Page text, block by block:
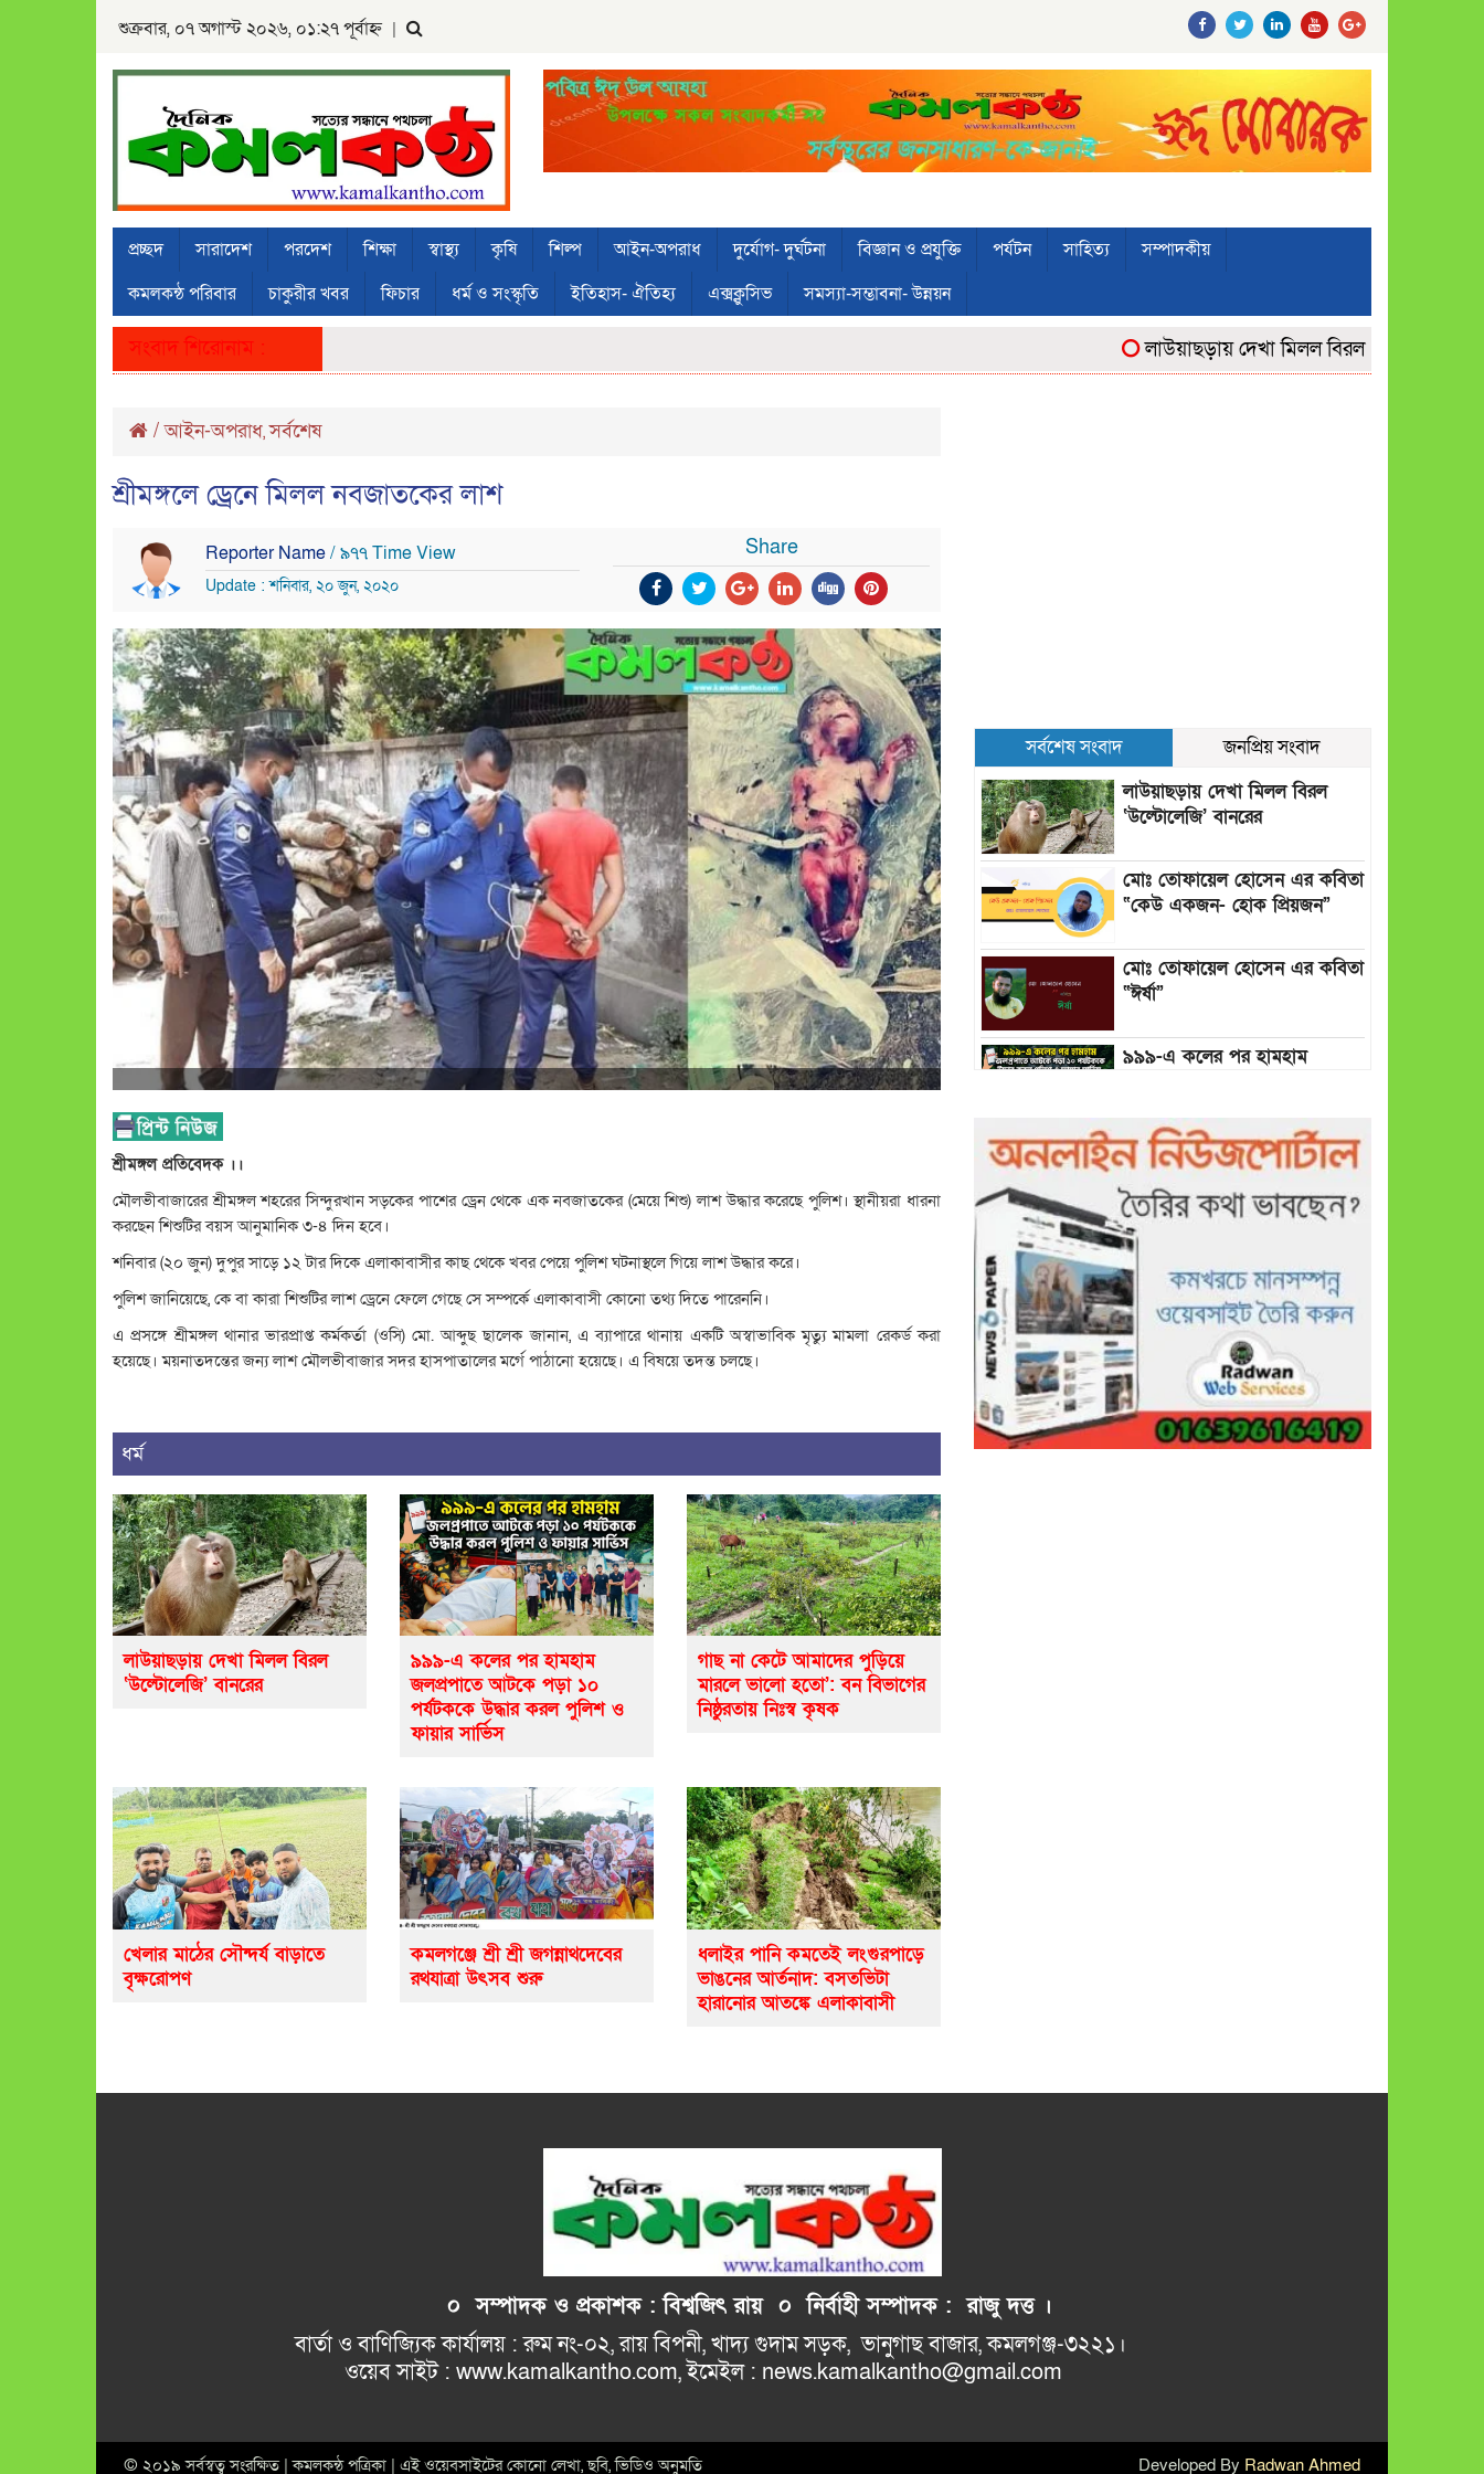
শুক্রবার, ০৭ অগাস্ট ২০২৬, ০১:২৭ পূর্বাহ্ন |
প্রচ্ছদ সারাদেশ পরদেশ শিক্ষা স্বাস্থ্য কৃষি শিল্প আইন-অপরাধ দুর্যোগ- দুর্ঘটনা বিজ্ঞান ও প্রযুক্তি পর্যটন সাহিত্য
সম্পাদকীয়
কমলকন্ঠ পরিবার
চাকুরীর খবর ফিচার ধর্ম ও সংস্কৃতি ইতিহাস- ঐতিহ্য এক্সক্লুসিভ সমস্যা-সম্ভাবনা- উন্নয়ন
সংবাদ শিরোনাম : লাউয়াছড়ায় দেখা মিলল বিরল ‘উল্টোলেজি’
/আইন-অপরাধ,সর্বশেষ
শ্রীমঙ্গলে ড্রেনে মিলল নবজাতকের লাশ
Reporter Name/ ৯৭৭ Time View
Update : শনিবার, ২০ জুন, ২০২০
Share
শ্রীমঙ্গল প্রতিবেদক ।।
মৌলভীবাজারের শ্রীমঙ্গল শহরের সিন্দুরখান সড়কের পাশের ড্রেন থেকে এক নবজাতকের (মেয়ে শিশু) লাশ উদ্ধার করেছে পুলিশ। স্থানীয়রা ধারনা
করছেন শিশুটির বয়স আনুমানিক ৩-৪ দিন হবে।
শনিবার (২০ জুন) দুপুর সাড়ে ১২ টার দিকে এলাকাবাসীর কাছ থেকে খবর পেয়ে পুলিশ ঘটনাস্থলে গিয়ে লাশ উদ্ধার করে।
পুলিশ জানিয়েছে, কে বা কারা শিশুটির লাশ ড্রেনে ফেলে গেছে সে সম্পর্কে এলাকাবাসী কোনো তথ্য দিতে পারেননি।
এ প্রসঙ্গে শ্রীমঙ্গল থানার ভারপ্রাপ্ত কর্মকর্তা (ওসি) মো. আব্দুছ ছালেক জানান, এ ব্যাপারে থানায় একটি অস্বাভাবিক মৃত্যু মামলা রেকর্ড করা
হয়েছে। ময়নাতদন্তের জন্য লাশ মৌলভীবাজার সদর হাসপাতালের মর্গে পাঠানো হয়েছে। এ বিষয়ে তদন্ত চলছে।
ধর্ম
লাউয়াছড়ায় দেখা মিলল বিরল
‘উল্টোলেজি’ বানরের
৯৯৯-এ কলের পর হামহাম
জলপ্রপাতে আটকে পড়া ১০
পর্যটককে উদ্ধার করল পুলিশ ও
ফায়ার সার্ভিস
গাছ না কেটে আমাদের পুড়িয়ে
মারলে ভালো হতো’: বন বিভাগের
নিষ্ঠুরতায় নিঃস্ব কৃষক
খেলার মাঠের সৌন্দর্য বাড়াতে
বৃক্ষরোপণ
কমলগঞ্জে শ্রী শ্রী জগন্নাথদেবের
রথযাত্রা উৎসব শুরু
ধলাইর পানি কমতেই লংগুরপাড়ে
ভাঙনের আর্তনাদ: বসতভিটা
হারানোর আতঙ্কে এলাকাবাসী
সর্বশেষ সংবাদ
জনপ্রিয় সংবাদ
লাউয়াছড়ায় দেখা মিলল বিরল
‘উল্টোলেজি’ বানরের
মোঃ তোফায়েল হোসেন এর কবিতা
“কেউ একজন- হোক প্রিয়জন”
মোঃ তোফায়েল হোসেন এর কবিতা
“ঈর্ষা”
৯৯৯-এ কলের পর হামহাম
ফায়ার সার্ভিস
গাছ না কেটে আমাদের পুড়িয়ে
মারলে ভালো হতো’: বন বিভাগের
নিষ্ঠুরতায় নিঃস্ব কৃষক
০ সম্পাদক ও প্রকাশক : বিশ্বজিৎ রায় ০ নির্বাহীসম্পাদক : রাজু দত্ত ।
বার্তা ও বাণিজ্যিক কার্যালয় : রুম নং-০২, রায় বিপনী, খাদ্য গুদাম সড়ক, ভানুগাছ বাজার, কমলগঞ্জ-৩২২১।
ওয়েব সাইট : www.kamalkantho.com, ইমেইল : news.kamalkantho@gmail.com
© ২০১৯ সর্বস্বত্ব সংরক্ষিত | কমলকন্ঠ পত্রিকা | এই ওয়েবসাইটের কোনো লেখা, ছবি, ভিডিও অনুমতি Developed By Radwan Ahmed